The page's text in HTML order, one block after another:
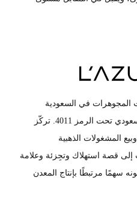
المجوهرات في السعودية
والمنطقة، والمدرجة في السوق السعودي تحت الرمز 4011. تركّز
المشغولات الذهبية
قصة استهلاك وتجِزئة وعلامة
سهمًا مرتبطًا بإنتاج المعدن